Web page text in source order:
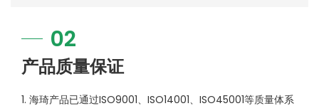
02
产品质量保证
1. 海琦产品已通过ISO9001、ISO14001、ISO45001等质量体系